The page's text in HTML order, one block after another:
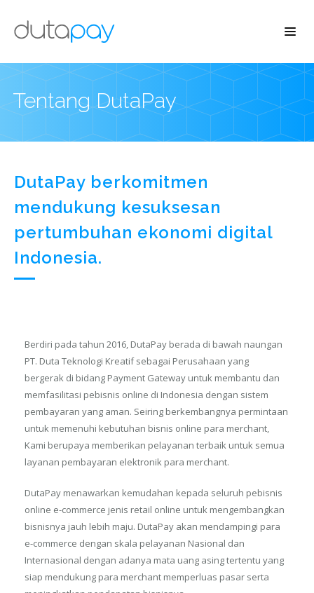
Tentang DutaPay
DutaPay berkomitmen
mendukung kesuksesan
pertumbuhan ekonomi digital
Indonesia.
Berdiri pada tahun 2016, DutaPay berada di bawah naungan
PT. Duta Teknologi Kreatif sebagai Perusahaan yang
bergerak di bidang Payment Gateway untuk membantu dan
memfasilitasi pebisnis online di Indonesia dengan sistem
pembayaran yang aman. Seiring berkembangnya permintaan
untuk memenuhi kebutuhan bisnis online para merchant,
Kami berupaya memberikan pelayanan terbaik untuk semua
layanan pembayaran elektronik para merchant.
DutaPay menawarkan kemudahan kepada seluruh pebisnis
online e-commerce jenis retail online untuk mengembangkan
bisnisnya jauh lebih maju. DutaPay akan mendampingi para
e-commerce dengan skala pelayanan Nasional dan
Internasional dengan adanya mata uang asing tertentu yang
siap mendukung para merchant memperluas pasar serta